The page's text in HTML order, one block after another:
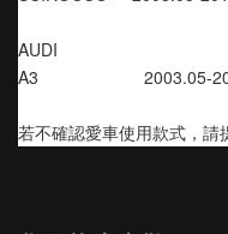
AUDI
A3                      2003.05-
若不確認愛車使用款式，請